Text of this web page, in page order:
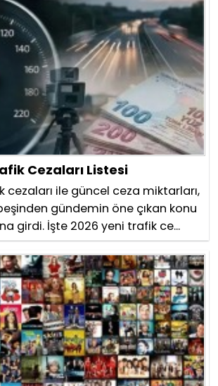
Cezaları Listesi
cezaları ile güncel ceza miktarları,
gündemin öne çıkan konu
girdi. İşte 2026 yeni trafik ce...